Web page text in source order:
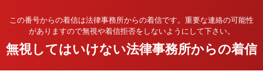
この番号からの着信は法律事務所からの着信です。重要な連絡の可能性
がありますので無視や着信拒否をしないようにして下さい。
無視してはいけない法律事務所からの着信